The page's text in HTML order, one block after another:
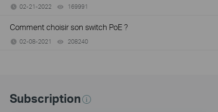
02-21-2022 169991
Comment choisir son switch PoE ?
02-08-2021 208240
Subscription